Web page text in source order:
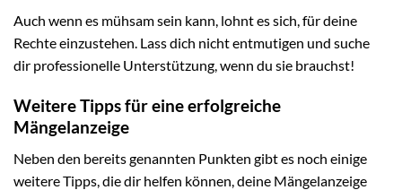
Auch wenn es mühsam sein kann, lohnt es sich, für deine
Rechte einzustehen. Lass dich nicht entmutigen und suche
dir professionelle Unterstützung, wenn du sie brauchst!
Weitere Tipps für eine erfolgreiche
Mängelanzeige
Neben den bereits genannten Punkten gibt es noch einige
weitere Tipps, die dir helfen können, deine Mängelanzeige